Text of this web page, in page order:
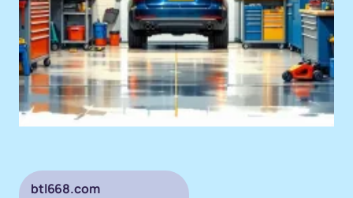
btl668.com